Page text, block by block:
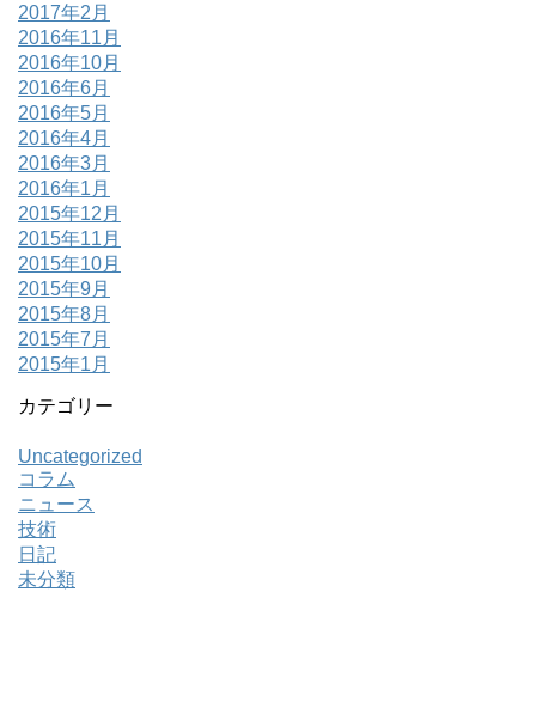
2017年2月
2016年11月
2016年10月
2016年6月
2016年5月
2016年4月
2016年3月
2016年1月
2015年12月
2015年11月
2015年10月
2015年9月
2015年8月
2015年7月
2015年1月
カテゴリー
Uncategorized
コラム
ニュース
技術
日記
未分類